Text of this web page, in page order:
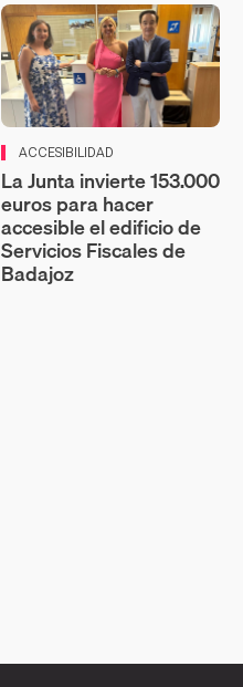
ACCESIBILIDAD
La Junta invierte 153.000
euros para hacer
accesible el edificio de
Servicios Fiscales de
Badajoz